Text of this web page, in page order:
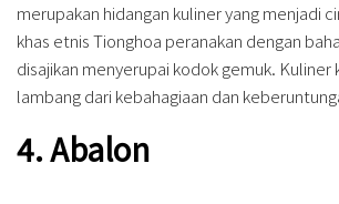
merupakan hidangan kuliner yang menjadi
khas etnis Tionghoa peranakan dengan
disajikan menyerupai kodok gemuk. Kuliner
lambang dari kebahagiaan dan
4. Abalon